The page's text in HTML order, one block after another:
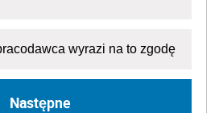
wyrazi na to zgodę
Następne